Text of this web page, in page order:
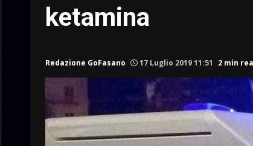
ketamina
Redazione GoFasano 17 Luglio 2019 11:51 2 min